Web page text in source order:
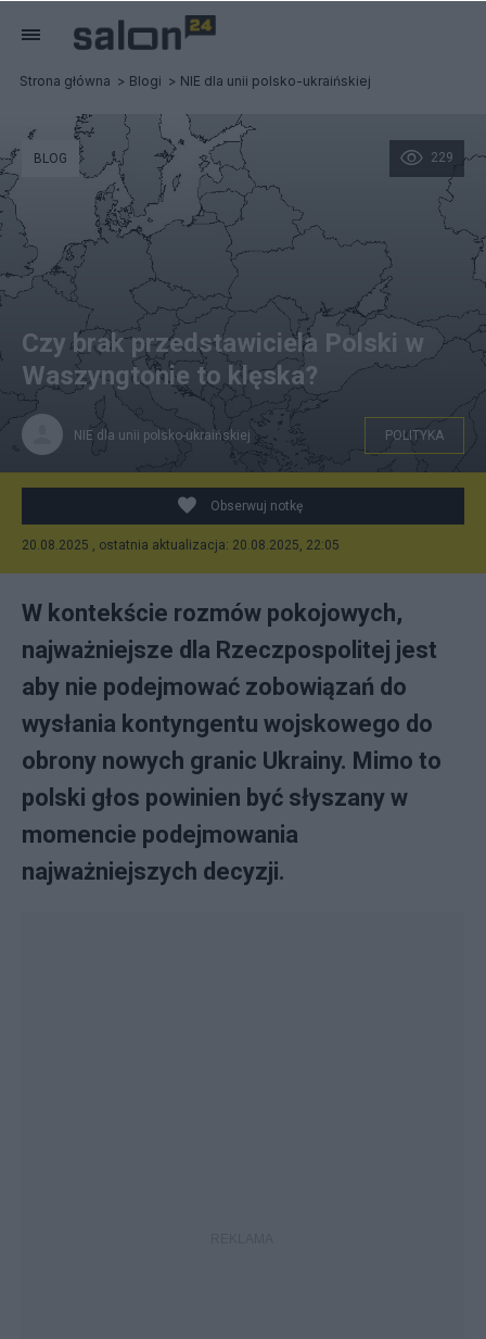
Strona główna Blogi NIE dla unii polsko-ukraińskiej
229
BLOG
Czy brak przedstawiciela Polski w
Waszyngtonie to klęska?
NIE dla unii polsko-ukraińskiej POLITYKA
Obserwuj notkę
20.08.2025 , ostatnia aktualizacja: 20.08.2025, 22:05
W kontekście rozmów pokojowych,
najważniejsze dla Rzeczpospolitej jest
aby nie podejmować zobowiązań do
wysłania kontyngentu wojskowego do
obrony nowych granic Ukrainy. Mimo to
polski głos powinien być słyszany w
momencie podejmowania
najważniejszych decyzji.